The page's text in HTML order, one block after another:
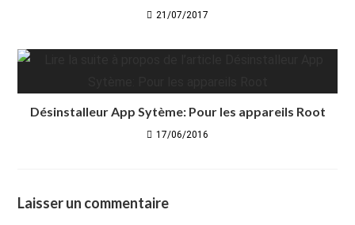
21/07/2017
Désinstalleur App Sytème: Pour les appareils Root
17/06/2016
Laisser un commentaire